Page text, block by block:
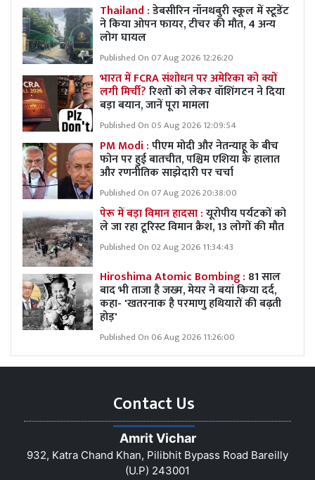
Thailand :डेबसीरिन नॉनथबुरी स्कूल में स्टूडेंट
ने किया ओपन फायर, टीचर की मौत, 4 अन्य
लोग घायल
Published On 07 Aug 2026 12:26:20
भारत में FCRA संशोधन पर अमेरिका को क्यों
लगी मिर्ची?रिश्तों को लेकर वॉशिंगटन ने दिया
बड़ा बयान, जानें पूरा मामला
Published On 05 Aug 2026 12:09:54
PM Modi :पीएम मोदी और नेतन्याहू के बीच
फोन पर हुई बातचीत, पश्चिम एशिया के हालात
और रणनीतिक साझेदारी पर चर्चा
Published On 07 Aug 2026 20:38:00
पेरू में बड़ा विमान हादसा :यूरोपीय पर्यटकों को
ले जा रहा टूरिस्ट विमान क्रैश, 13 लोगों की मौत
Published On 02 Aug 2026 11:34:43
Hiroshima Atomic Bombing : 81 साल
बाद भी ताजा है जख्म, मेयर ने बयां किया दर्द,
कहा- 'खतरनाक है परमाणु हथियारों की बढ़ती
होड़'
Published On 06 Aug 2026 11:26:00
Contact Us
Amrit Vichar
932, Katra Chand Khan, Pilibhit Bypass Road Bareilly
(U.P) 243001